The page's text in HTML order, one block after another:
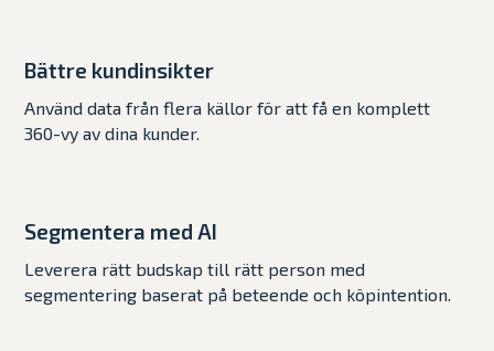
Bättre kundinsikter
Använd data från flera källor för att få en komplett
360-vy av dina kunder.
Segmentera med AI
Leverera rätt budskap till rätt person med
segmentering baserat på beteende och köpintention.